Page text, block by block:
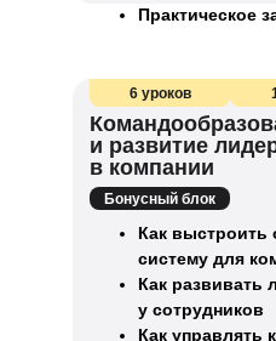
Практическое
6 уроков
и развитие
в компании
Бонусный блок
Как
систему для
Как развивать
у сотрудников
Как управлять